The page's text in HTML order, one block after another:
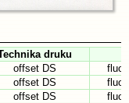
druku
offset DS
offset DS
offset DS